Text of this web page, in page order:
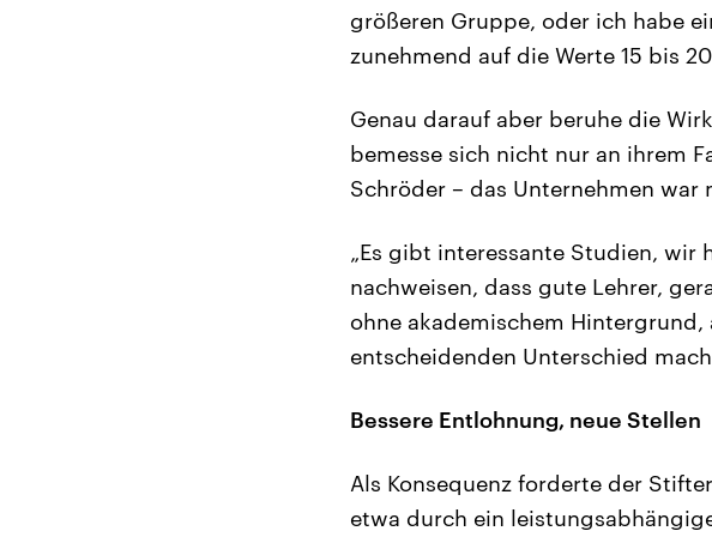
größeren Gruppe, oder ich habe
zunehmend auf die Werte 15 bis
Genau darauf aber beruhe die
bemesse sich nicht nur an ihrem
Schröder – das Unternehmen
„Es gibt interessante Studien,
nachweisen, dass gute Lehrer,
ohne akademischem
entscheidenden Unterschied
Bessere Entlohnung, neue Stellen
Als Konsequenz forderte der
etwa durch ein